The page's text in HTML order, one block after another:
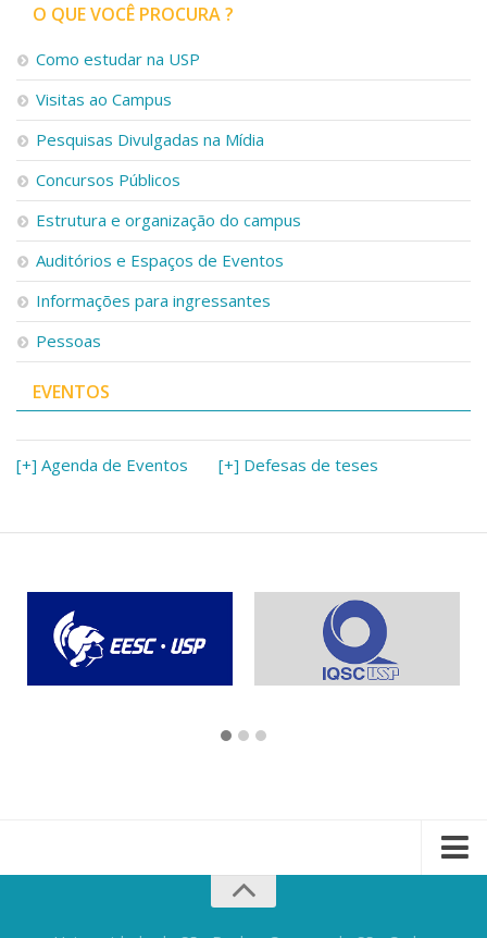
O QUE VOCÊ PROCURA ?
Como estudar na USP
Visitas ao Campus
Pesquisas Divulgadas na Mídia
Concursos Públicos
Estrutura e organização do campus
Auditórios e Espaços de Eventos
Informações para ingressantes
Pessoas
EVENTOS
[+] Agenda de Eventos [+] Defesas de teses